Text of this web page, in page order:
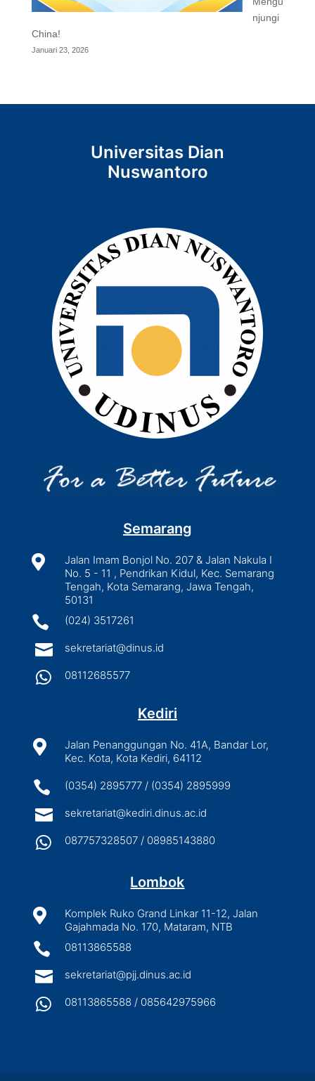
njungi
China!
Januari 23, 2026
Universitas Dian
Nuswantoro
Semarang

Jalan Imam Bonjol No. 207 & Jalan Nakula I
No. 5 - 11 , Pendrikan Kidul, Kec. Semarang
Tengah, Kota Semarang, Jawa Tengah,
50131
 (024) 3517261
 sekretariat@dinus.id
 08112685577
Kediri

Jalan Penanggungan No. 41A, Bandar Lor,
Kec. Kota, Kota Kediri, 64112
 (0354) 2895777 / (0354) 2895999
 sekretariat@kediri.dinus.ac.id
 087757328507 / 08985143880
Lombok

Komplek Ruko Grand Linkar 11-12, Jalan
Gajahmada No. 170, Mataram, NTB
 08113865588
 sekretariat@pjj.dinus.ac.id
 08113865588 / 085642975966